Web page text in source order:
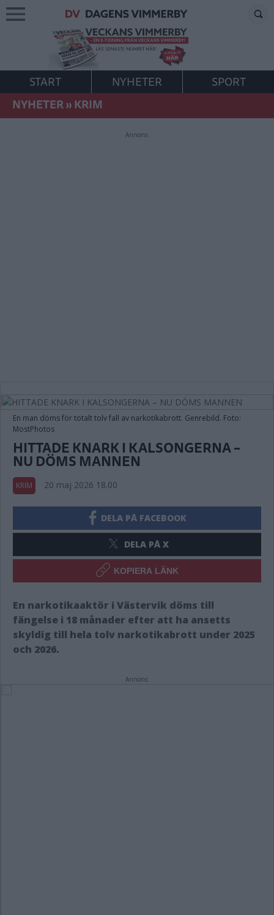
START NYHETER
SPORT
NYHETER»KRIM
Annons:
En man döms för totalt tolv fall av narkotikabrott. Genrebild. Foto:
MostPhotos
HITTADE KNARK I KALSONGERNA –
NU DÖMS MANNEN
KRIM 20 maj 2026 18.00
DELA PÅ FACEBOOK
DELA PÅ X
KOPIERA LÄNK
En narkotikaaktör i Västervik döms till
fängelse i 18 månader efter att ha ansetts
skyldig till hela tolv narkotikabrott under 2025
och 2026.
Annons: